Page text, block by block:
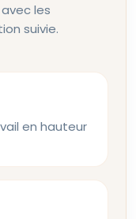
les
suivie.
en hauteur